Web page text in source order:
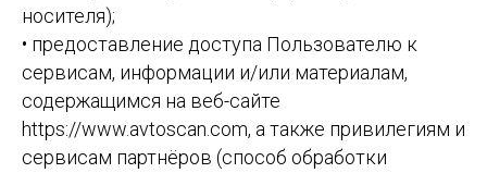
носителя);
• предоставление доступа Пользователю к
сервисам, информации и/или материалам,
содержащимся на веб-сайте
https://www.avtoscan.com, а также привилегиям и
сервисам партнёров (способ обработки